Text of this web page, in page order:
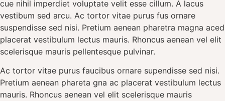
cue nihil imperdiet voluptate velit esse cillum. A lacus
vestibum sed arcu. Ac tortor vitae purus fus ornare
suspendisse sed nisi. Pretium aenean pharetra magna aced
placerat vestibulum lectus mauris. Rhoncus aenean vel elit
scelerisque mauris pellentesque pulvinar.
Ac tortor vitae purus faucibus ornare supendisse sed nisi.
Pretium aenean phareta gna ac placerat vestibulum lectus
mauris. Rhoncus aenean vel elit scelerisque mauris